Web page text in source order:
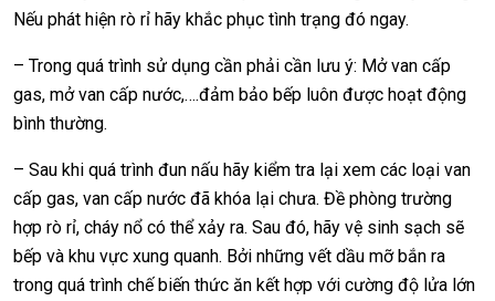
Nếu phát hiện rò rỉ hãy khắc phục tình trạng đó ngay.
– Trong quá trình sử dụng cần phải cần lưu ý: Mở van cấp
gas, mở van cấp nước,….đảm bảo bếp luôn được hoạt động
bình thường.
– Sau khi quá trình đun nấu hãy kiểm tra lại xem các loại van
cấp gas, van cấp nước đã khóa lại chưa. Đề phòng trường
hợp rò rỉ, cháy nổ có thể xảy ra. Sau đó, hãy vệ sinh sạch sẽ
bếp và khu vực xung quanh. Bởi những vết dầu mỡ bắn ra
trong quá trình chế biến thức ăn kết hợp với cường độ lửa lớn